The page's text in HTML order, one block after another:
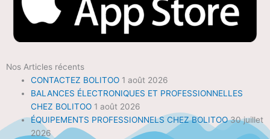
Nos Articles récents
CONTACTEZ BOLITOO 1 août 2026
BALANCES ÉLECTRONIQUES ET PROFESSIONNELLES
CHEZ BOLITOO 1 août 2026
ÉQUIPEMENTS PROFESSIONNELS CHEZ BOLITOO 30 juillet
2026